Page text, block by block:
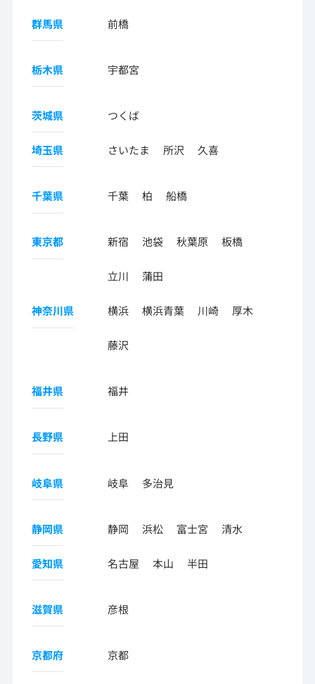
群馬県 前橋
栃木県 宇都宮
茨城県 つくば
埼玉県 さいたま 所沢 久喜
千葉県 千葉 柏 船橋
東京都 新宿 池袋 秋葉原 板橋
立川 蒲田
神奈川県 横浜 横浜青葉 川崎 厚木
藤沢
福井県 福井
長野県 上田
岐阜県 岐阜 多治見
静岡県 静岡 浜松 富士宮 清水
愛知県 名古屋 本山 半田
滋賀県 彦根
京都府 京都